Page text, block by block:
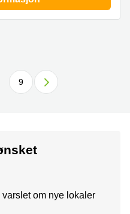
9
om nye lokaler